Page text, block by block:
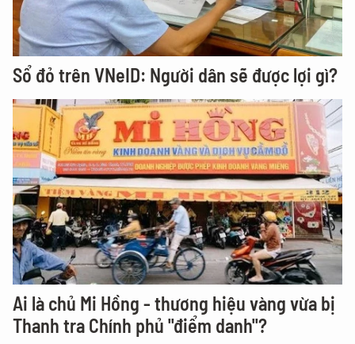
Sổ đỏ trên VNeID: Người dân sẽ được lợi gì?
Ai là chủ Mi Hồng - thương hiệu vàng vừa bị
Thanh tra Chính phủ "điểm danh"?